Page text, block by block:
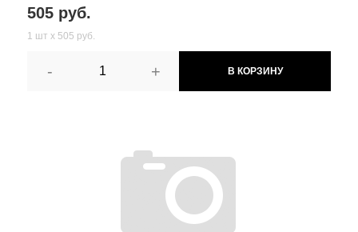
505 руб.
1 шт х 505 руб.
- + В КОРЗИНУ